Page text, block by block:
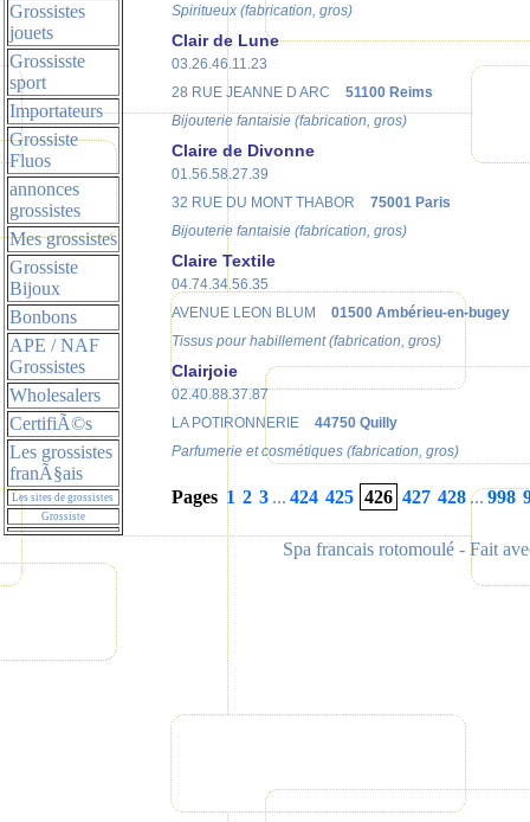
Grossistes
jouets
Grossisste
sport
Importateurs
Grossiste
Fluos
annonces
grossistes
Mes grossistes
Grossiste
Bijoux
Bonbons
APE / NAF
Grossistes
Wholesalers
CertifiÃ©s
Les grossistes
franÃ§ais
Les sites de grossistes
Grossiste
Spiritueux (fabrication, gros)
Clair de Lune
03.26.46.11.23
28 RUE JEANNE D ARC
51100 Reims
Bijouterie fantaisie (fabrication, gros)
Claire de Divonne
01.56.58.27.39
32 RUE DU MONT THABOR
75001 Paris
Bijouterie fantaisie (fabrication, gros)
Claire Textile
04.74.34.56.35
AVENUE LEON BLUM
01500 Ambérieu-en-bugey
Tissus pour habillement (fabrication, gros)
Clairjoie
02.40.88.37.87
LA POTIRONNERIE
44750 Quilly
Parfumerie et cosmétiques (fabrication, gros)
Pages 1 2 3 ... 424 425 426 427 428 ... 998
Spa francais rotomoulé - Fait